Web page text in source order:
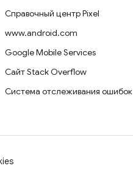
Справочный центр Pixel
www.android.com
Google Mobile Services
Сайт Stack Overflow
Система отслеживания ошибок